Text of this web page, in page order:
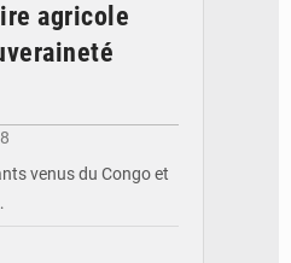
agricole
venus du Congo et